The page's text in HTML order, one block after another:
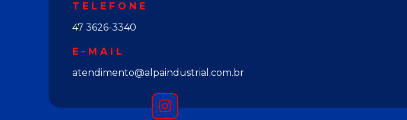
TELEFONE
47 3626-3340
E-MAIL
atendimento@alpaindustrial.com.br